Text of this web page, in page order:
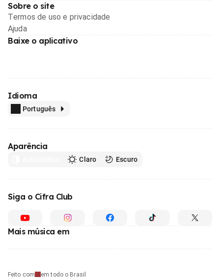
Sobre o site
Termos de uso e privacidade
Ajuda
Baixe o aplicativo
Idioma
Português
Aparência
Claro Escuro
Siga o Cifra Club
Mais música em
Feito com em todo o Brasil